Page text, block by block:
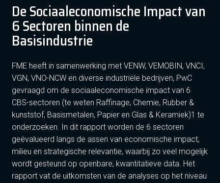
De Sociaaleconomische Impact van
6 Sectoren binnen de
Basisindustrie
FME heeft in samenwerking met VENW, VEMOBIN, VNCI,
VGN, VNO-NCW en diverse industriële bedrijven, PwC
gevraagd om de sociaaleconomische impact van 6
CBS-sectoren (te weten Raffinage, Chemie, Rubber &
kunststof, Basismetalen, Papier en Glas & Keramiek)1 te
onderzoeken. In dit rapport worden de 6 sectoren
geëvalueerd langs de assen van economische impact,
milieu en strategische relevantie, waarbij zo veel mogelijk
wordt gesteund op openbare, kwantitatieve data. Het
rapport vat de uitkomsten van de analyses op het niveau